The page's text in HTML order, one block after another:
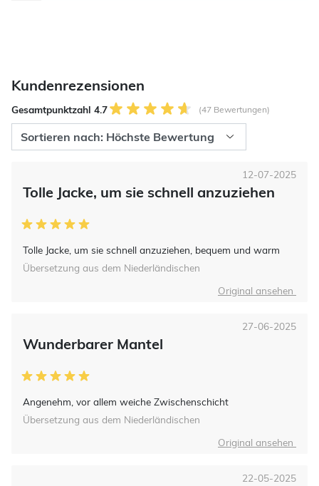
Kundenrezensionen
Gesamtpunktzahl 4.7 (47 Bewertungen)
Tolle Jacke, um sie schnell anzuziehen
Tolle Jacke, um sie schnell anzuziehen, bequem und warm
12-07-2025
Übersetzung aus dem Niederländischen
Original ansehen
Wunderbarer Mantel
Angenehm, vor allem weiche Zwischenschicht
27-06-2025
Übersetzung aus dem Niederländischen
Original ansehen
22-05-2025